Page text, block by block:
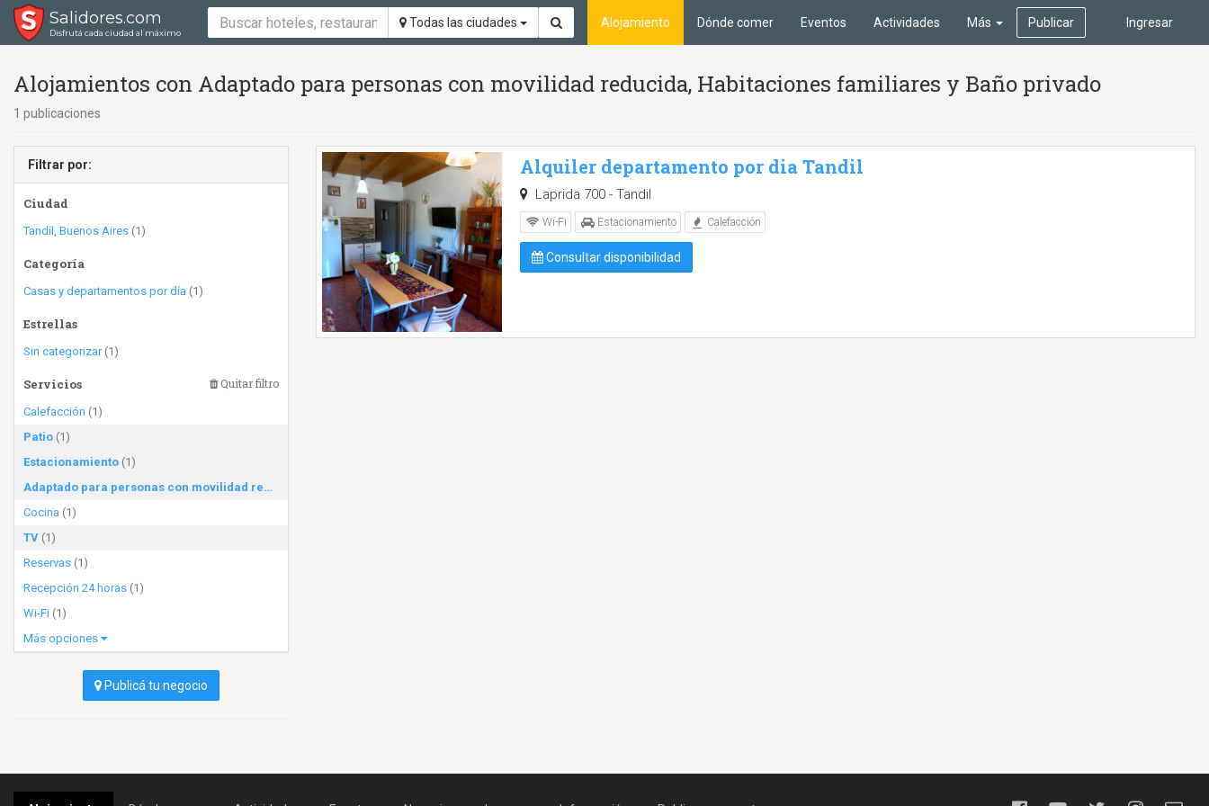
Salidores.com
Disfrutá cada ciudad al máximo
Todas las ciudades Ingresar
Alojamiento Dónde comer Eventos Actividades Más Publicar
Alojamientos con Adaptado para personas con movilidad reducida, Habitaciones familiares y Baño privado
1 publicaciones
Filtrar por:
Ciudad
Tandil, Buenos Aires (1)
Categoría
Casas y departamentos por día (1)
Estrellas
Sin categorizar(1)
Servicios Quitar filtro
Calefacción (1)
Patio (1)
Estacionamiento (1)
Adaptado para personas con movilidad reducida
Cocina (1)
TV (1)
Reservas (1)
Recepción 24 horas (1)
Wi-Fi (1)
Más opciones
Publicá tu negocio
Alquiler departamento por dia Tandil
Laprida 700 - Tandil
Wi-Fi Estacionamiento Calefacción
Consultar disponibilidad